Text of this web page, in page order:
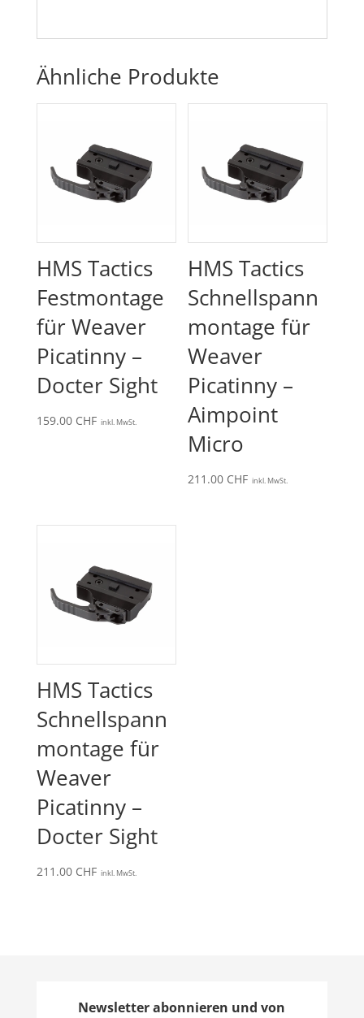
Ähnliche Produkte
HMS Tactics
Festmontage
für Weaver
Picatinny –
Docter Sight
159.00 CHF inkl. MwSt.
HMS Tactics
Schnellspann
montage für
Weaver
Picatinny –
Aimpoint
Micro
211.00 CHF inkl. MwSt.
HMS Tactics
Schnellspann
montage für
Weaver
Picatinny –
Docter Sight
211.00 CHF inkl. MwSt.
Newsletter abonnieren und von